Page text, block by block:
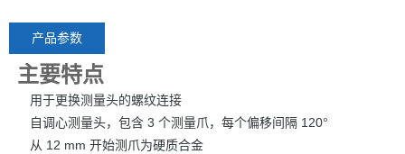
产品参数
主要特点
用于更换测量头的螺纹连接
自调心测量头，包含 3 个测量爪，每个偏移间隔 120°
从 12 mm 开始测爪为硬质合金